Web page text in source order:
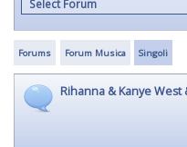
Select Forum
Forums Forum Musica Singoli
Rihanna & Kanye West